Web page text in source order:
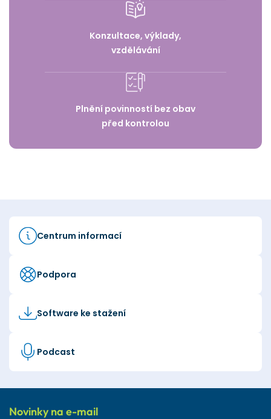
Konzultace, výklady,
vzdělávání
Plnění povinností bez obav
před kontrolou
Centrum informací
Podpora
Software ke stažení
Podcast
Novinky na e-mail